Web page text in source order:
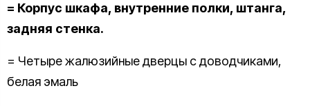
= Корпус шкафа, внутренние полки, штанга,
задняя стенка.
= Четыре жалюзийные дверцы с доводчиками,
белая эмаль